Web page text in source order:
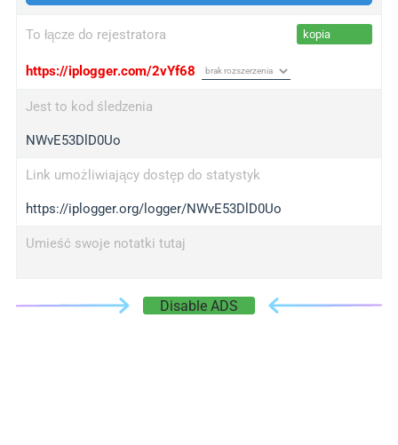
To łącze do rejestratora kopia
https://iplogger.com/2vYf68
Jest to kod śledzenia
NWvE53DlD0Uo
Link umożliwiający dostęp do statystyk
https://iplogger.org/logger/NWvE53DlD0Uo
Umieść swoje notatki tutaj
Disable ADS